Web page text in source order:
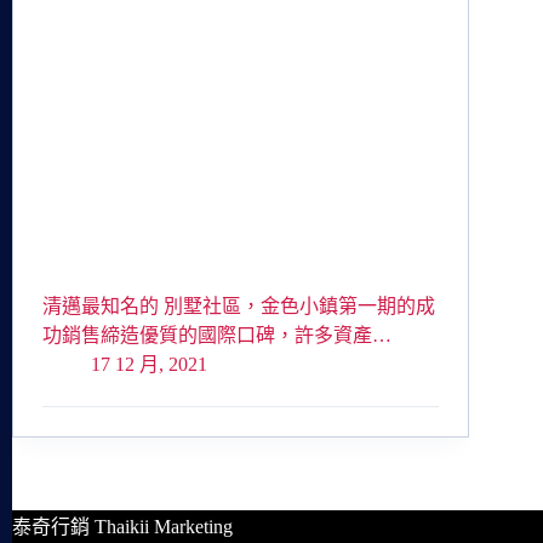
清邁最知名的 別墅社區，金色小鎮第一期的成
功銷售締造優質的國際口碑，許多資產…
17 12 月, 2021
泰奇行銷 Thaikii Marketing